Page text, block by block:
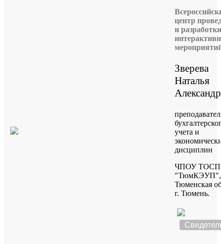
центр
и разработки
Зверева
Наталья
учета и
дисциплин
ЧПОУ
"ТюмКЭУП",
Тюменская
г. Тюмень.